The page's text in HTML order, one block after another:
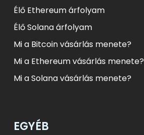
Élő Ethereum árfolyam
Élő Solana árfolyam
Mi a Bitcoin vásárlás menete?
Mi a Ethereum vásárlás menete?
Mi a Solana vásárlás menete?
EGYÉB